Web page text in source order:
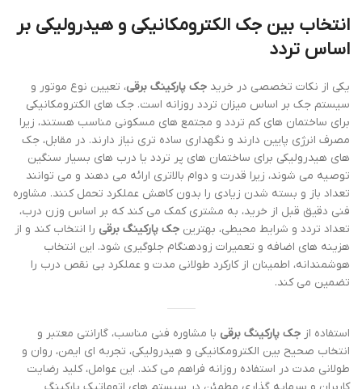
انتخاب بین جک الکترومکانیکی و هیدرولیکی بر
اساس تردد
یکی از نکات تخصصی در خرید جک پارکینگ برقی، تعیین نوع موتور و
سیستم جک بر اساس میزان تردد روزانه است. جک های الکترومکانیکی
برای ساختمان های کم تردد و مجتمع های مسکونی مناسب هستند، زیرا
مصرف انرژی پایین دارند و نگهداری ساده تری نیاز دارند. در مقابل، جک
های هیدرولیکی برای ساختمان های پر تردد یا درب های بسیار سنگین
توصیه می شوند، زیرا قدرت و دوام بالاتری ارائه می دهند و می توانند
تعداد باز و بسته شدن زیادی را بدون کاهش عملکرد تحمل کنند. مشاوره
فنی دقیق قبل از خرید، به مشتری کمک می کند که بر اساس وزن درب،
تعداد تردد و شرایط محیطی، بهترین جک پارکینگ برقی را انتخاب کند و از
هزینه های اضافه و تعمیرات زودهنگام جلوگیری شود. این انتخاب
هوشمندانه، اطمینان از کارکرد طولانی مدت و عملکرد بی نقص درب را
تضمین می کند.
استفاده از جک پارکینگ برقی با مشاوره فنی مناسب، گارانتی معتبر و
انتخاب صحیح بین الکترومکانیکی و هیدرولیکی، تجربه ای ایمن، روان و
طولانی مدت در استفاده روزانه فراهم می کند. این عوامل، کلید رضایت